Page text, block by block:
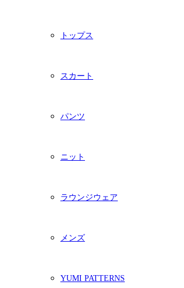
トップス
スカート
パンツ
ニット
ラウンジウェア
メンズ
YUMI PATTERNS